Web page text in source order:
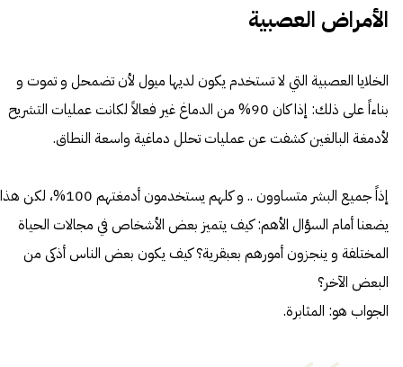
الأمراض العصبية
الخلايا العصبية التي لا تستخدم يكون لديها ميول لأن تضمحل و تموت و
بناءاً على ذلك: إذا كان 90% من الدماغ غير فعالاً لكانت عمليات التشريح
لأدمغة البالغين كشفت عن عمليات تحلل دماغية واسعة النطاق.
إذاً جميع البشر متساوون .. و كلهم يستخدمون أدمغتهم 100%، لكن هذا
يضعنا أمام السؤال الأهم: كيف يتميز بعض الأشخاص في مجالات الحياة
المختلفة و ينجزون أمورهم بعبقرية؟ كيف يكون بعض الناس أذكى من
البعض الآخر؟
الجواب هو: المثابرة.